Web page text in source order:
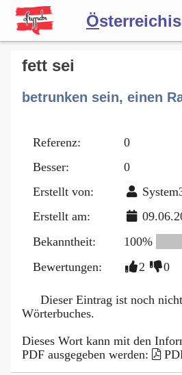
Ö
Wörterbuch
Forum
Blog
fett sei
betrunken sein, einen
Referenz:
0
Besser:
0
Erstellt von:
Erstellt am:
Bekanntheit:
100%
Bewertungen:
2 0
Dieser Eintrag ist noch
Wörterbuches.
Dieses Wort kann mit den
PDF ausgegeben werden: